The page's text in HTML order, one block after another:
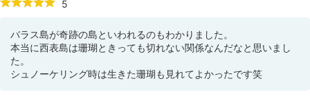
5
バラス島が奇跡の島といわれるのもわかりました。
本当に西表島は珊瑚ときっても切れない関係なんだなと思いまし
た。
シュノーケリング時は生きた珊瑚も見れてよかったです笑